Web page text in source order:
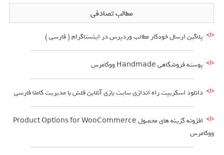
مطالب تصادفی
پلاگین ارسال خودکار مطالب وردپرس در اینستاگرام ( فارسی )
پوسته فروشگاهی Handmade ووکامرس
دانلود اسکریپت راه اندازی سایت بازی آنلاین فلش با مدیریت کاملا فارسی
افزونه گزینه های محصول Product Options for WooCommerce
ووکامرس